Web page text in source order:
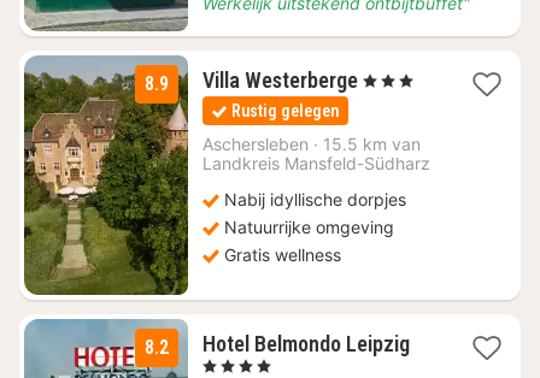
8.9 Villa Westerberge1
€
159,70
, 3 Sterren
Rustig gelegen
Aschersleben · 15.5 km van
Landkreis Mansfeld-Südharz
Nabij idyllische dorpjes
Natuurrijke omgeving
Gratis wellness
8.2 Hotel Belmondo Leipzig1
, 4 Sterren